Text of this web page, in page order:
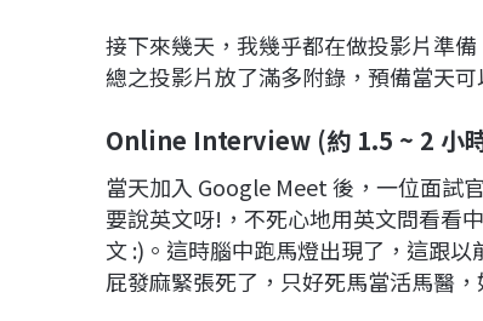
接下來幾天，我幾乎都在做投影片準
總之投影片放了滿多附錄，預備當天
Online Interview (約 1.5 ~ 2 小
當天加入 Google Meet 後，一位面試
要說英文呀!，不死心地用英文問看看
文 :)。這時腦中跑馬燈出現了，這跟
屁發麻緊張死了，只好死馬當活馬醫